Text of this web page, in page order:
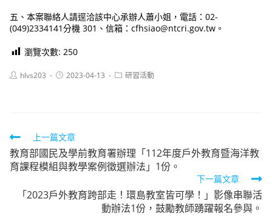
五、本案聯絡人請逕洽該中心承辦人蕭小姐，電話：02-
(049)2334141分機 301、信箱：cfhsiao@ntcri.gov.tw。
瀏覽次數: 250
Posthlvs203
Post2023-04-13
Post研習活動
Read
more
articles
上一篇文章
教育部國民及學前教育署辦理「112年度戶外教育暨海洋教
育課程模組與教學案例徵選辦法」1份。
下一篇文章
「2023戶外教育跨部走！環島教室皆可學！」影像串聯活
動辦法1份，鼓勵教師踴躍報名參與。